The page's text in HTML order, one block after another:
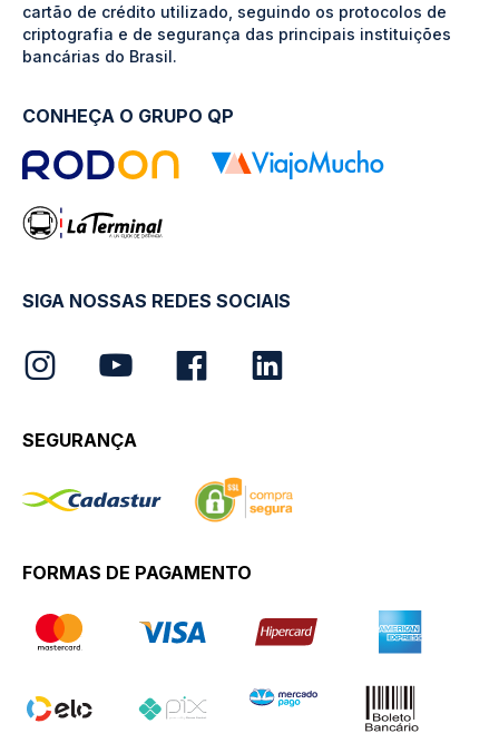
cartão de crédito utilizado, seguindo os protocolos de
criptografia e de segurança das principais instituições
bancárias do Brasil.
CONHEÇA O GRUPO QP
SIGA NOSSAS REDES SOCIAIS
SEGURANÇA
FORMAS DE PAGAMENTO